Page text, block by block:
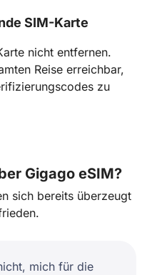
SIM-Karte
nicht entfernen.
Reise erreichbar,
zu
Gigago eSIM?
sich bereits überzeugt
mich für die